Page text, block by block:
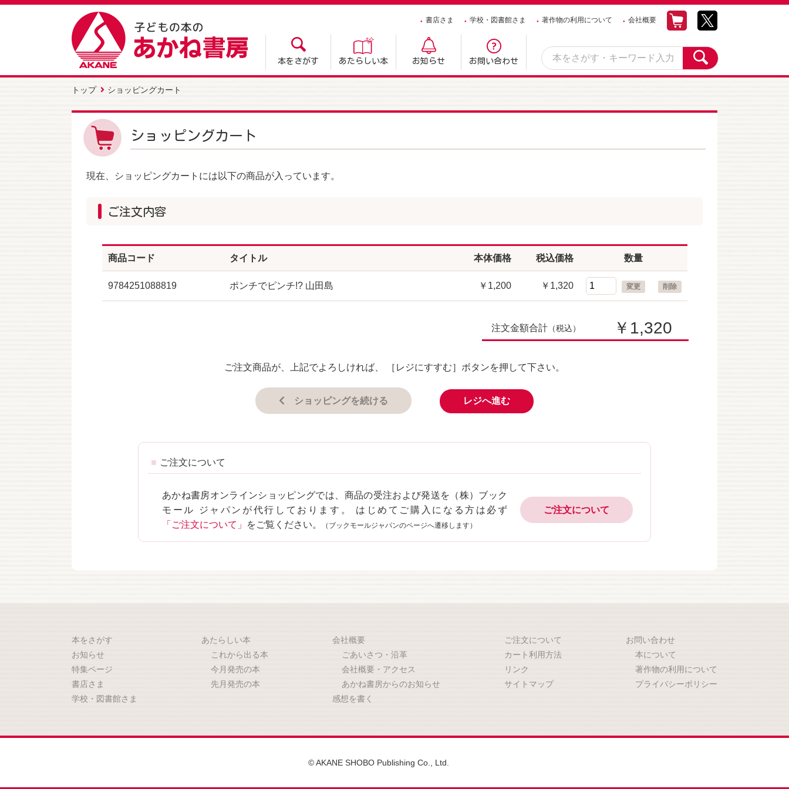
書店さま 学校・図書館さま 著作物の利用について 会社概要
本をさがす あたらしい本 お知らせ お問い合わせ
トップ ショッピングカート
ショッピングカート
現在、ショッピングカートには以下の商品が入っています。
ご注文内容
商品コード タイトル 本体価格 税込価格 数量
9784251088819 ポンチでピンチ!? 山田島 ￥1,200 ￥1,320 変更 削除
注文金額合計 （税込） ￥1,320
ご注文商品が、上記でよろしければ、 ［レジにすすむ］ボタンを押して下さい。
ショッピングを続ける レジへ進む
ご注文について
あかね書房オンラインショッピングでは、商品の受注および発送を（株）ブック
モール ジャパンが代行しております。 はじめてご購入になる方は必ず
「ご注文について」
をご覧ください。 （ブックモールジャパンのページへ遷移します）
ご注文について
本をさがす
お知らせ
特集ページ
書店さま
学校・図書館さま
あたらしい本
これから出る本
今月発売の本
先月発売の本
会社概要
ごあいさつ・沿革
会社概要・アクセス
あかね書房からのお知らせ
感想を書く
ご注文について
カート利用方法
リンク
サイトマップ
お問い合わせ
本について
著作物の利用について
プライバシーポリシー
© AKANE SHOBO Publishing Co., Ltd.